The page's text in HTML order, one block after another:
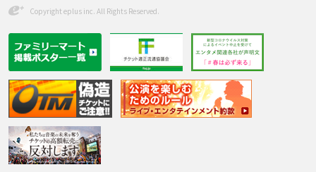
Copyright eplus inc. All Rights Reserved.